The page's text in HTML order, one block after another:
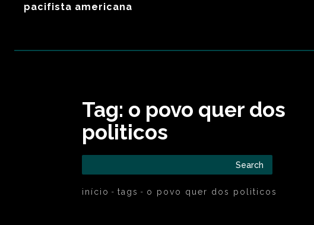
pacifista americana
Tag: o povo quer dos
politicos
Search
início tags o povo quer dos politicos